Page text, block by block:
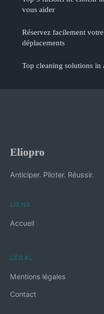
vous aider
Réservez facilement
déplacements
Top cleaning solutions
Eliopro
Anticiper. Piloter. Réussir.
LIENS
Accueil
LÉGAL
Mentions légales
Contact